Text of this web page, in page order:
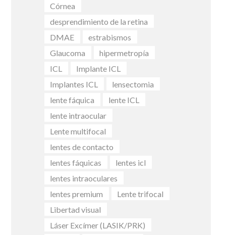
Córnea
desprendimiento de la retina
DMAE
estrabismos
Glaucoma
hipermetropía
ICL
Implante ICL
Implantes ICL
lensectomia
lente fáquica
lente ICL
lente intraocular
Lente multifocal
lentes de contacto
lentes fáquicas
lentes icl
lentes intraoculares
lentes premium
Lente trifocal
Libertad visual
Láser Excímer (LASIK/PRK)